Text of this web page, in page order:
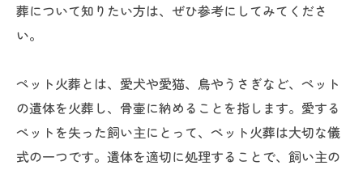
葬について知りたい方は、ぜひ参考にしてみてくださ
い。
ペット火葬とは、愛犬や愛猫、鳥やうさぎなど、ペット
の遺体を火葬し、骨壷に納めることを指します。愛する
ペットを失った飼い主にとって、ペット火葬は大切な儀
式の一つです。遺体を適切に処理することで、飼い主の